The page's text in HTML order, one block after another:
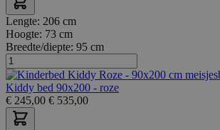
Lengte: 206 cm
Hoogte: 73 cm
Breedte/diepte: 95 cm
Kiddy bed 90x200 - roze
€ 245,00 € 535,00